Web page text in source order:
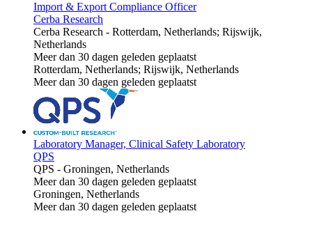
Import & Export Compliance Officer
Cerba Research
Cerba Research - Rotterdam, Netherlands; Rijswijk,
Netherlands
Meer dan 30 dagen geleden geplaatst
Rotterdam, Netherlands; Rijswijk, Netherlands
Meer dan 30 dagen geleden geplaatst
Laboratory Manager, Clinical Safety Laboratory
QPS
QPS - Groningen, Netherlands
Meer dan 30 dagen geleden geplaatst
Groningen, Netherlands
Meer dan 30 dagen geleden geplaatst